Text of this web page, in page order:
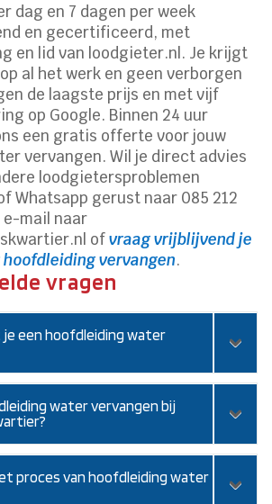
dag en 7 dagen per week
en gecertificeerd, met
en lid van loodgieter.nl. Je krijgt
al het werk en geen verborgen
de laagste prijs en met vijf
op Google. Binnen 24 uur
een gratis offerte voor jouw
vervangen. Wil je direct advies
loodgietersproblemen
Whatsapp gerust naar 085 212
e-mail naar
ofvraag vrijblijvend je
vervangen.
vragen
een hoofdleiding water
water vervangen bij
proces van hoofdleiding water